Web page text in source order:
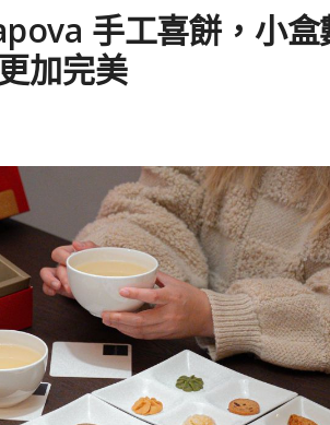
手工喜餅，小
加完美